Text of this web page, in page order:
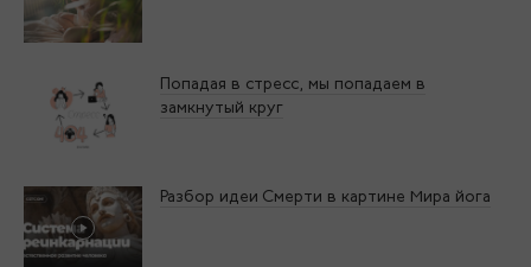
Попадая в стресс, мы попадаем в
замкнутый круг
Разбор идеи Смерти в картине Мира йога